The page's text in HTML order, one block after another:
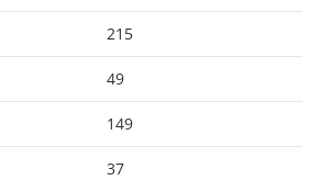
215
49
149
37